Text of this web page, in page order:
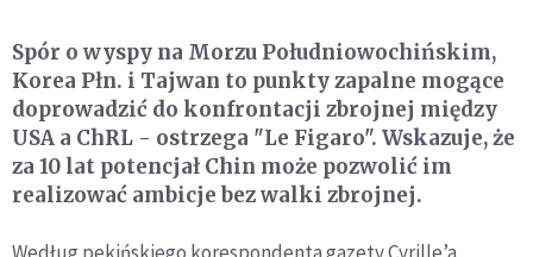
Spór o wyspy na Morzu Południowochińskim,
Korea Płn. i Tajwan to punkty zapalne mogące
doprowadzić do konfrontacji zbrojnej między
USA a ChRL - ostrzega "Le Figaro". Wskazuje, że
za 10 lat potencjał Chin może pozwolić im
realizować ambicje bez walki zbrojnej.